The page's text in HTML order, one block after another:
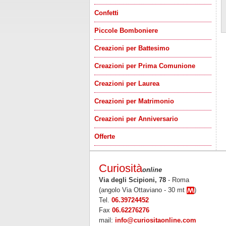
Confetti
Piccole Bomboniere
Creazioni per Battesimo
Creazioni per Prima Comunione
Creazioni per Laurea
Creazioni per Matrimonio
Creazioni per Anniversario
Offerte
Curiositàonline
Via degli Scipioni, 78 - Roma
(angolo Via Ottaviano - 30 mt
)
Tel. 06.39724452
Fax 06.62276276
mail: info@curiositaonline.com